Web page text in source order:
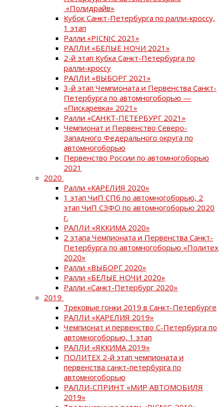
«Полидрайв»
Кубок Санкт-Петербурга по ралли-кроссу,
1 этап
Ралли «PICNIC 2021»
РАЛЛИ «БЕЛЫЕ НОЧИ 2021»
2-й этап Кубка Санкт-Петербурга по
ралли-кроссу
РАЛЛИ «ВЫБОРГ 2021»
3-й этап Чемпионата и Первенства Санкт-
Петербурга по автомногоборью —
«Пискаревка» 2021»
Ралли «САНКТ-ПЕТЕРБУРГ 2021»
Чемпионат и Первенство Северо-
Западного Федерального округа по
автомногоборью
Первенство России по автомногоборью
2021
2020
Ралли «КАРЕЛИЯ 2020»
1 этап ЧиП СПб по автомногоборью, 2
этап ЧиП СЗФО по автомногоборью 2020
г.
РАЛЛИ «ЯККИМА 2020»
2 этапа Чемпионата и Первенства Санкт-
Петербурга по автомногоборью «Политех
2020»
Ралли «ВЫБОРГ 2020»
Ралли «БЕЛЫЕ НОЧИ 2020»
Ралли «Санкт-Петербург 2020»
2019
Трековые гонки 2019 в Санкт-Петербурге
РАЛЛИ «КАРЕЛИЯ 2019»
Чемпионат и первенство С-Петербурга по
автомногоборью, 1 этап
РАЛЛИ «ЯККИМА 2019»
ПОЛИТЕХ 2-й этап чемпионата и
первенства санкт-петербурга по
автомногоборью
РАЛЛИ-СПРИНТ «МИР АВТОМОБИЛЯ
2019»